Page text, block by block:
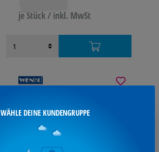
je Stück / inkl. MwSt
Wenko Türstopper Multi-STOP grau
50500100
WÄHLE DEINE KUNDENGRUPPE